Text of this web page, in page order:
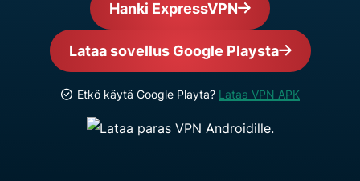
Hanki ExpressVPN
Lataa sovellus Google Playsta
Etkö käytä Google Playta? Lataa VPN APK